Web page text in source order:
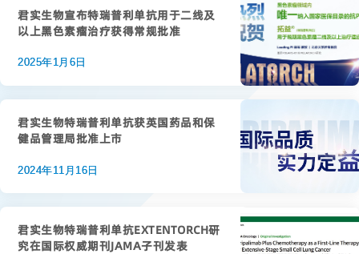
君实生物宣布特瑞普利单抗用于二线及
以上黑色素瘤治疗获得常规批准
2025年1月6日
君实生物特瑞普利单抗获英国药品和保
健品管理局批准上市
2024年11月16日
君实生物特瑞普利单抗EXTENTORCH研
究在国际权威期刊JAMA子刊发表